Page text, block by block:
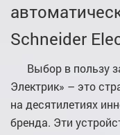
Schneider
Выбор в пользу
Электрик» – это
на десятилетиях
бренда. Эти